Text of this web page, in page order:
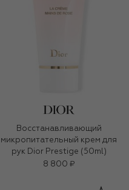
Восстанавливающий
микропитательный крем для
рук Dior Prestige (50ml)
8 800 ₽